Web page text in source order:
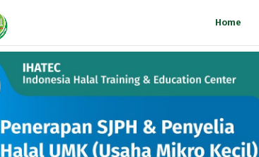
Home